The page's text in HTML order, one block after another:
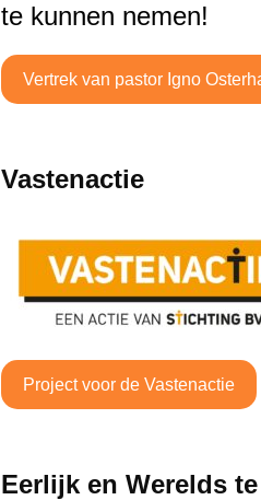
te kunnen nemen!
Vertrek van pastor Igno
Vastenactie
Project voor de Vastenactie
Eerlijk en Werelds